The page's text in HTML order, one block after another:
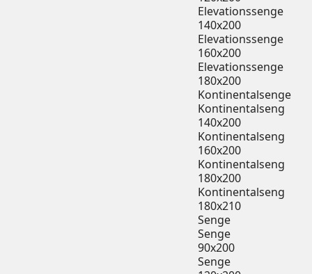
Elevationssenge
140x200
Elevationssenge
160x200
Elevationssenge
180x200
Kontinentalsenge
Kontinentalseng
140x200
Kontinentalseng
160x200
Kontinentalseng
180x200
Kontinentalseng
180x210
Senge
Senge
90x200
Senge